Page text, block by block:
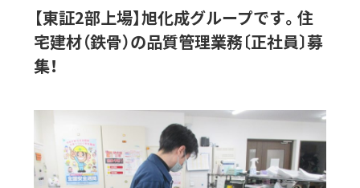
【東証2部上場】旭化成グループです。住
宅建材（鉄骨）の品質管理業務〔正社員〕募
集！